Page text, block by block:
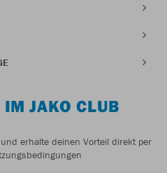
IM JAKO CLUB
erhalte deinen Vorteil direkt per